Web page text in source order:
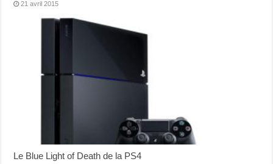
21 avril 2015
Le Blue Light of Death de la PS4